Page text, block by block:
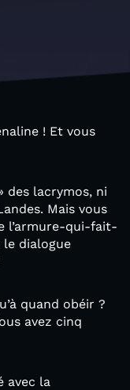
! Et vous
des lacrymos, ni
Mais vous
l’armure-qui-fait-
le dialogue
quand obéir ?
avez cinq
avec la